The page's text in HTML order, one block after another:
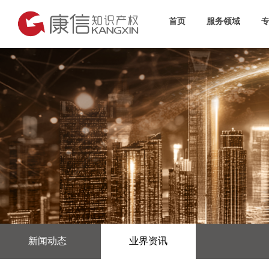
首页 服务领域
新闻动态 业界资讯